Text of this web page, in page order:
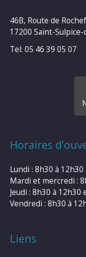
46B, Route de
17200 Saint-Sulpice-
Tel: 05 46 39 05 07
Horaires
Lundi : 8h30 à
Mardi et mercredi :
Jeudi : 8h30 à
Vendredi : 8h30 à
Liens